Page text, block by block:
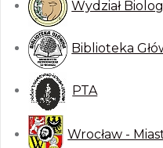
Wydział
Biblioteka
PTA
Wrocław -